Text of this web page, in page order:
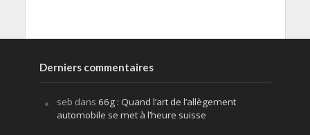
Derniers commentaires
seb dans 66g : Quand l’art de l’allègement
automobile se met à l’heure suisse